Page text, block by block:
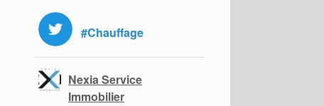
#Chauffage
Nexia Service
Immobilier